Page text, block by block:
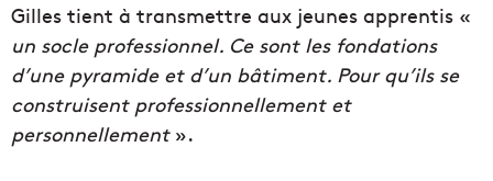
Gilles tient à transmettre aux jeunes apprentis «
un socle professionnel. Ce sont les fondations
d’une pyramide et d’un bâtiment. Pour qu’ils se
construisent professionnellement et
personnellement».